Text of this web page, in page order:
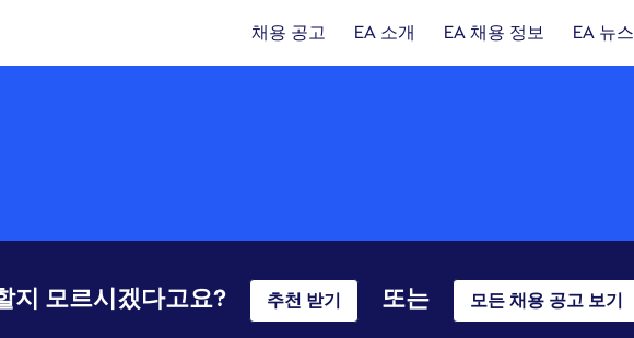
채용 공고 EA 소개 EA 채용 정보 EA 뉴스
지 모르시겠다고요? 추천 받기 또는 모든 채용 공고 보기